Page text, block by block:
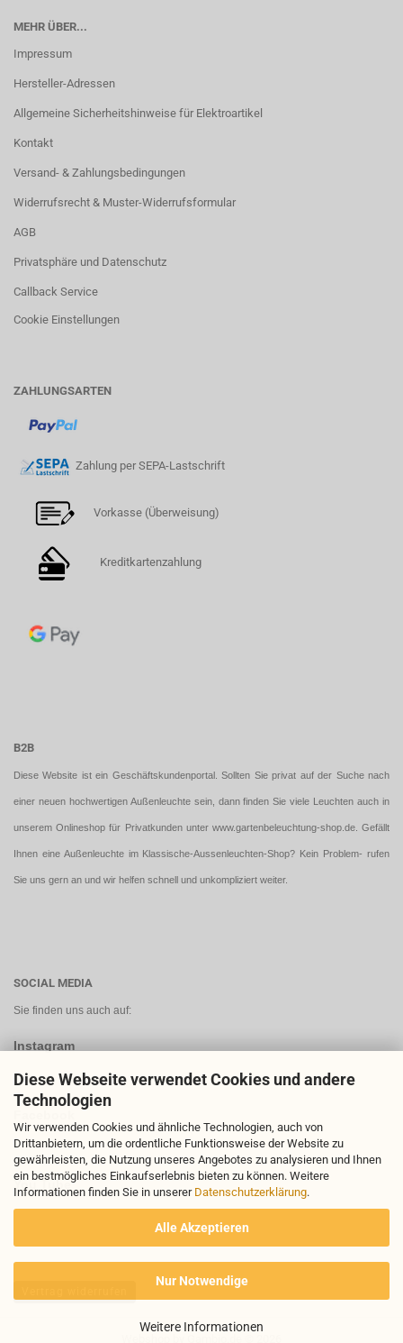
Diese Webseite verwendet Cookies und andere
Technologien
Wir verwenden Cookies und ähnliche Technologien, auch von
Drittanbietern, um die ordentliche Funktionsweise der Website zu
gewährleisten, die Nutzung unseres Angebotes zu analysieren und Ihnen
ein bestmögliches Einkaufserlebnis bieten zu können. Weitere
Informationen finden Sie in unserer Datenschutzerklärung.
Alle Akzeptieren
Nur Notwendige
Weitere Informationen
MEHR ÜBER...
Impressum
Hersteller-Adressen
Allgemeine Sicherheitshinweise für Elektroartikel
Kontakt
Versand- & Zahlungsbedingungen
Widerrufsrecht & Muster-Widerrufsformular
AGB
Privatsphäre und Datenschutz
Callback Service
Cookie Einstellungen
ZAHLUNGSARTEN
Zahlung per SEPA-Lastschrift
Vorkasse (Überweisung)
Kreditkartenzahlung
B2B
Diese Website ist ein Geschäftskundenportal. Sollten Sie privat auf der Suche nach
einer neuen hochwertigen Außenleuchte sein, dann finden Sie viele Leuchten auch in
unserem Onlineshop für Privatkunden unter www.gartenbeleuchtung-shop.de. Gefällt
Ihnen eine Außenleuchte im Klassische-Aussenleuchten-Shop? Kein Problem- rufen
Sie uns gern an und wir helfen schnell und unkompliziert weiter.
SOCIAL MEDIA
Sie finden uns auch auf:
Instagram
You Tube